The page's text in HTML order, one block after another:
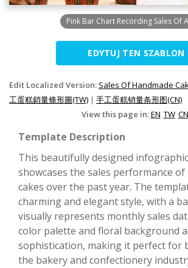
Pink Bar Chart Recording Sales Of
EDYTUJ TEN SZABLON
Edit Localized Version: Sales Of Handmade
工蛋糕銷量條形圖(TW) | 手工蛋糕销量条形图(CN)
View this page in:EN TW CN
Template Description
This beautifully designed
showcases the sales performance of
cakes over the past year. The
charming and elegant style, with a
visually represents monthly sales
color palette and floral background
sophistication, making it perfect for
the bakery and confectionery